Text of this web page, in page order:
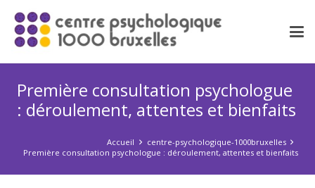
Première consultation psychologue
: déroulement, attentes et bienfaits
Accueil
centre-psychologique-1000bruxelles
Première consultation psychologue : déroulement, attentes et bienfaits